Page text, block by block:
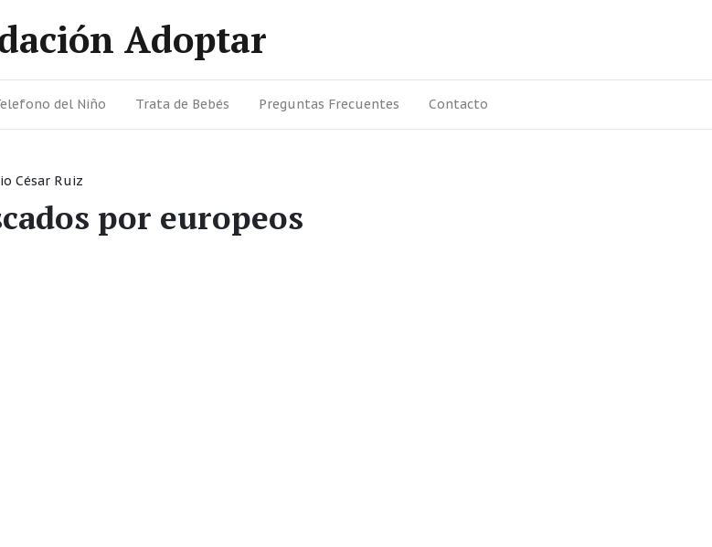
Adoptar
del Niño Trata de Bebés Preguntas Frecuentes Contacto
César Ruiz
por europeos